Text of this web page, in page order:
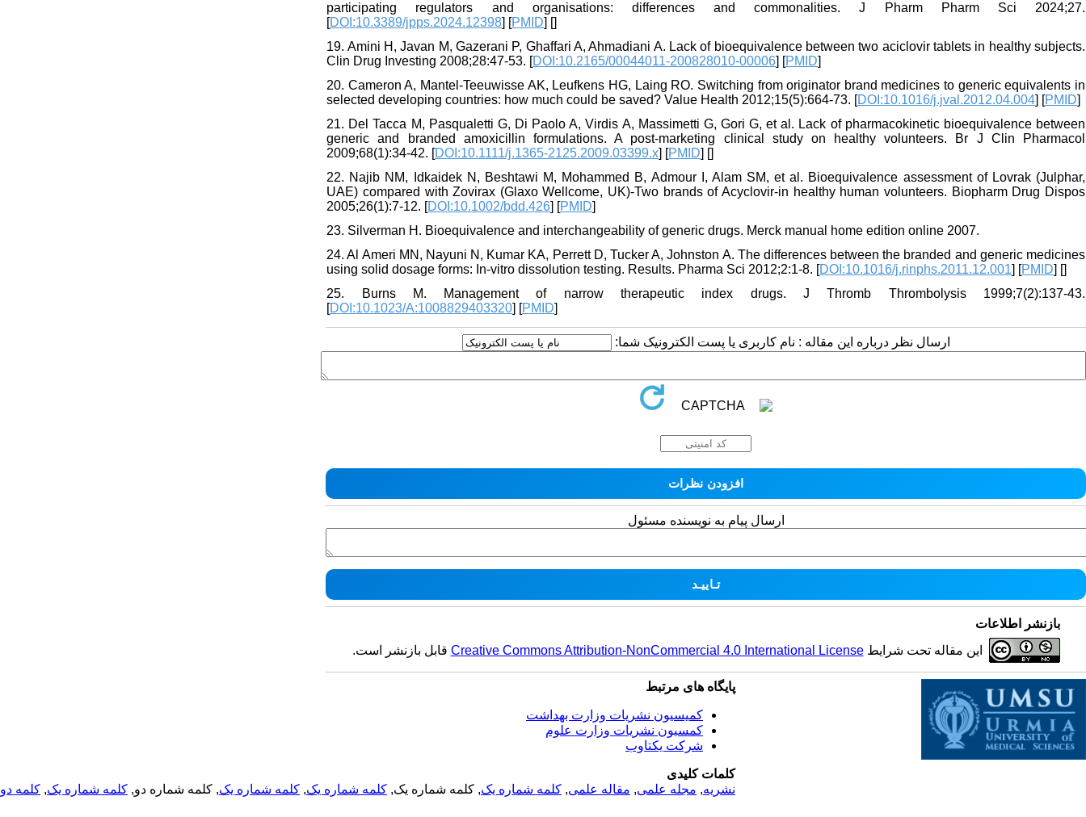
participating regulators and organisations: differences and commonalities. J Pharm Pharm Sci 2024;27.
[DOI:10.3389/jpps.2024.12398] [PMID] []
19. Amini H, Javan M, Gazerani P, Ghaffari A, Ahmadiani A. Lack of bioequivalence between two aciclovir tablets in healthy subjects.
Clin Drug Investing 2008;28:47-53. [DOI:10.2165/00044011-200828010-00006] [PMID]
20. Cameron A, Mantel-Teeuwisse AK, Leufkens HG, Laing RO. Switching from originator brand medicines to generic equivalents in
selected developing countries: how much could be saved? Value Health 2012;15(5):664-73. [DOI:10.1016/j.jval.2012.04.004] [PMID]
21. Del Tacca M, Pasqualetti G, Di Paolo A, Virdis A, Massimetti G, Gori G, et al. Lack of pharmacokinetic bioequivalence between
generic and branded amoxicillin formulations. A post‐marketing clinical study on healthy volunteers. Br J Clin Pharmacol
2009;68(1):34-42. [DOI:10.1111/j.1365-2125.2009.03399.x] [PMID] []
22. Najib NM, Idkaidek N, Beshtawi M, Mohammed B, Admour I, Alam SM, et al. Bioequivalence assessment of Lovrak (Julphar,
UAE) compared with Zovirax (Glaxo Wellcome, UK)‐Two brands of Acyclovir‐in healthy human volunteers. Biopharm Drug Dispos
2005;26(1):7-12. [DOI:10.1002/bdd.426] [PMID]
23. Silverman H. Bioequivalence and interchangeability of generic drugs. Merck manual home edition online 2007.
24. Al Ameri MN, Nayuni N, Kumar KA, Perrett D, Tucker A, Johnston A. The differences between the branded and generic medicines
using solid dosage forms: In-vitro dissolution testing. Results. Pharma Sci 2012;2:1-8. [DOI:10.1016/j.rinphs.2011.12.001] [PMID] []
25. Burns M. Management of narrow therapeutic index drugs. J Thromb Thrombolysis 1999;7(2):137-43.
[DOI:10.1023/A:1008829403320] [PMID]
ارسال نظر درباره این مقاله : نام کاربری یا پست الکترونیک شما:
ارسال پیام به نویسنده مسئول
بازنشر اطلاعات
این مقاله تحت شرایطCreative Commons Attribution-NonCommercial 4.0 International License قابل بازنشر است.
پایگاه های مرتبط
کمیسیون نشریات وزارت بهداشت
کمسیون نشریات وزارت علوم
شرکت یکتاوب
کلمات کلیدی
نشریه, مجله علمی, مقاله علمی, کلمه شماره یک, کلمه شماره یک, کلمه شماره یک, کلمه شماره یک, کلمه شماره دو, کلمه شماره یک, کلمه دو